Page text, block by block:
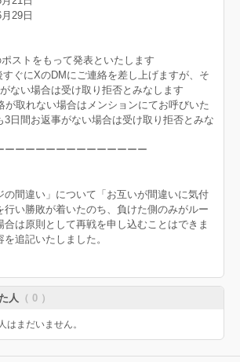
29日
ストをもって発表といたします
ぐにXのDMにご連絡を差し上げますが、そ
ない場合は受け取り拒否とみなします
取れない場合はメンションにてお呼びいた
3日間お返事がない場合は受け取り拒否とみな
ーーーーーーーーーーーーーー
の間違い」について「お互いが間違いに気付
行い勝敗が着いたのち、負けた側のみがルー
合は原則として再戦を申し込むことはできま
追記いたしました。
人 （ 0 ）
はまだいません。